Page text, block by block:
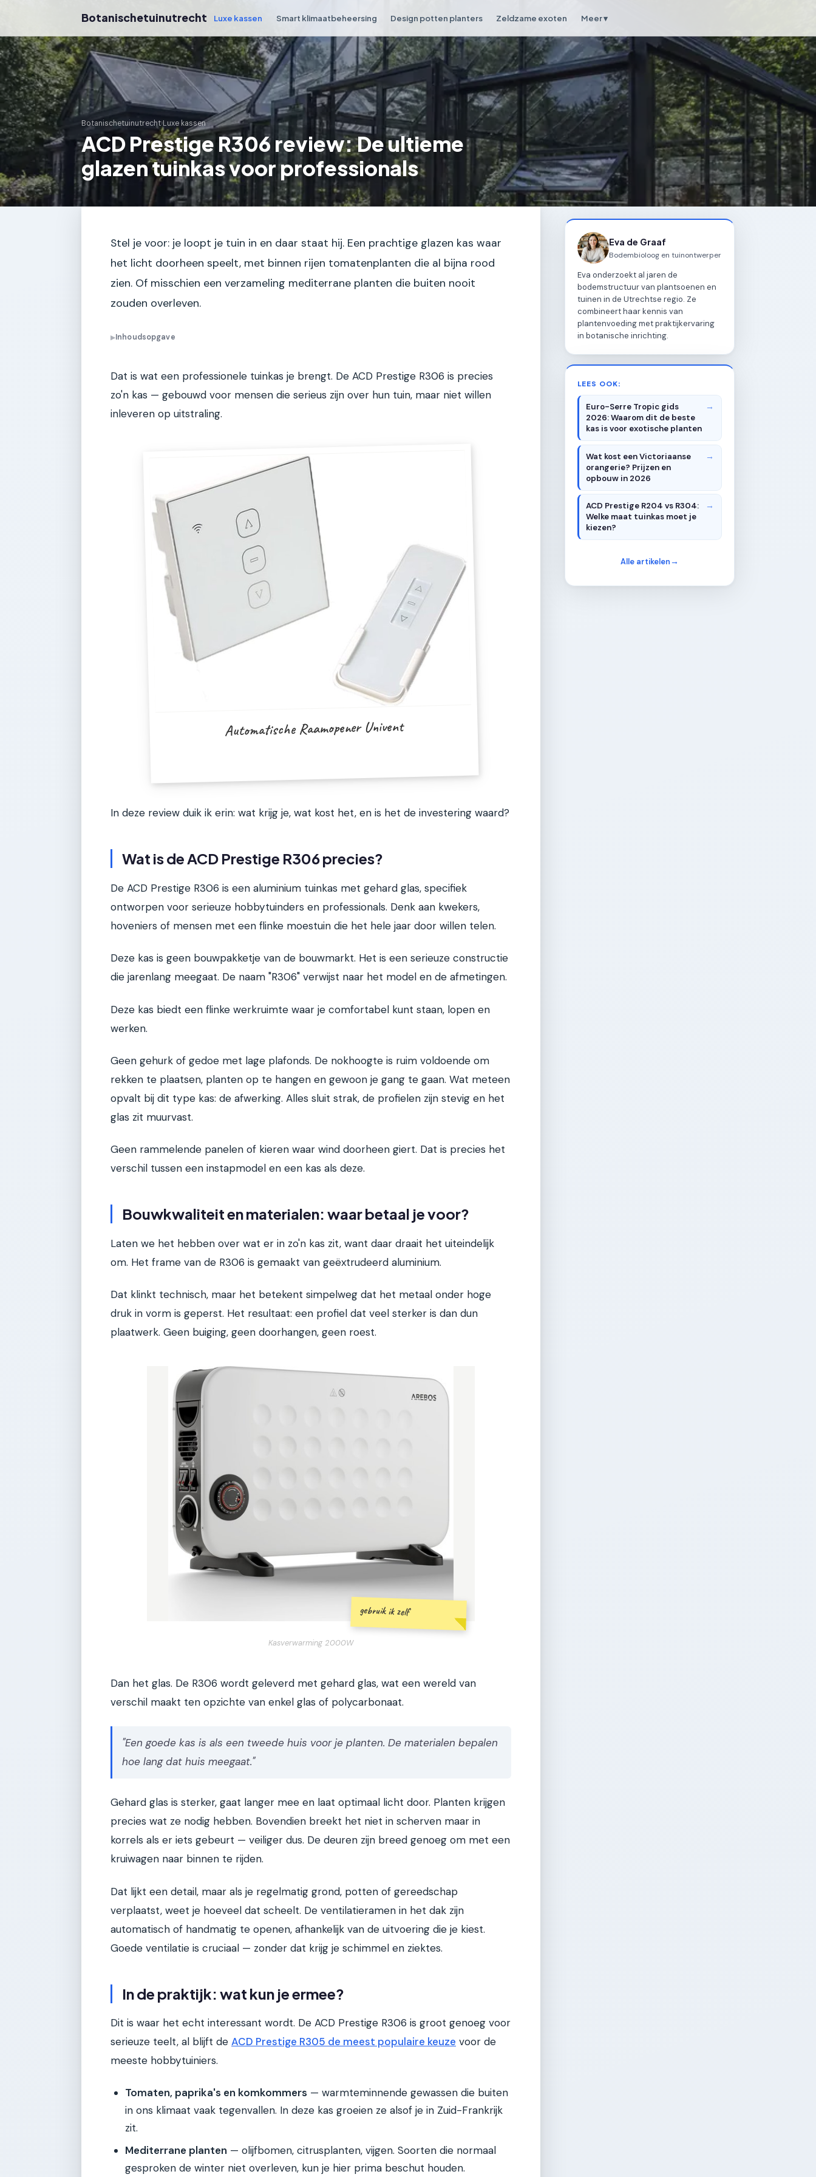
Botanischetuinutrecht Luxe kassen Smart klimaatbeheersing Design potten planters Zeldzame exoten Meer ▾
Botanischetuinutrecht›Luxe kassen
ACD Prestige R306 review: De ultieme
glazen tuinkas voor professionals
Stel je voor: je loopt je tuin in en daar staat hij. Een prachtige glazen kas waar
het licht doorheen speelt, met binnen rijen tomatenplanten die al bijna rood
zien. Of misschien een verzameling mediterrane planten die buiten nooit
zouden overleven.
▶Inhoudsopgave
Dat is wat een professionele tuinkas je brengt. De ACD Prestige R306 is precies
zo'n kas — gebouwd voor mensen die serieus zijn over hun tuin, maar niet willen
inleveren op uitstraling.
Automatische Raamopener Univent
In deze review duik ik erin: wat krijg je, wat kost het, en is het de investering waard?
Wat is de ACD Prestige R306 precies?
De ACD Prestige R306 is een aluminium tuinkas met gehard glas, specifiek
ontworpen voor serieuze hobbytuinders en professionals. Denk aan kwekers,
hoveniers of mensen met een flinke moestuin die het hele jaar door willen telen.
Deze kas is geen bouwpakketje van de bouwmarkt. Het is een serieuze constructie
die jarenlang meegaat. De naam "R306" verwijst naar het model en de afmetingen.
Deze kas biedt een flinke werkruimte waar je comfortabel kunt staan, lopen en
werken.
Geen gehurk of gedoe met lage plafonds. De nokhoogte is ruim voldoende om
rekken te plaatsen, planten op te hangen en gewoon je gang te gaan. Wat meteen
opvalt bij dit type kas: de afwerking. Alles sluit strak, de profielen zijn stevig en het
glas zit muurvast.
Geen rammelende panelen of kieren waar wind doorheen giert. Dat is precies het
verschil tussen een instapmodel en een kas als deze.
Bouwkwaliteit en materialen: waar betaal je voor?
Laten we het hebben over wat er in zo'n kas zit, want daar draait het uiteindelijk
om. Het frame van de R306 is gemaakt van geëxtrudeerd aluminium.
Dat klinkt technisch, maar het betekent simpelweg dat het metaal onder hoge
druk in vorm is geperst. Het resultaat: een profiel dat veel sterker is dan dun
plaatwerk. Geen buiging, geen doorhangen, geen roest.
gebruik ik zelf
Kasverwarming 2000W
Dan het glas. De R306 wordt geleverd met gehard glas, wat een wereld van
verschil maakt ten opzichte van enkel glas of polycarbonaat.
"Een goede kas is als een tweede huis voor je planten. De materialen bepalen
hoe lang dat huis meegaat."
Gehard glas is sterker, gaat langer mee en laat optimaal licht door. Planten krijgen
precies wat ze nodig hebben. Bovendien breekt het niet in scherven maar in
korrels als er iets gebeurt — veiliger dus. De deuren zijn breed genoeg om met een
kruiwagen naar binnen te rijden.
Dat lijkt een detail, maar als je regelmatig grond, potten of gereedschap
verplaatst, weet je hoeveel dat scheelt. De ventilatieramen in het dak zijn
automatisch of handmatig te openen, afhankelijk van de uitvoering die je kiest.
Goede ventilatie is cruciaal — zonder dat krijg je schimmel en ziektes.
In de praktijk: wat kun je ermee?
Dit is waar het echt interessant wordt. De ACD Prestige R306 is groot genoeg voor
serieuze teelt, al blijft de ACD Prestige R305 de meest populaire keuze voor de
meeste hobbytuiniers.
Tomaten, paprika's en komkommers — warmteminnende gewassen die buiten
in ons klimaat vaak tegenvallen. In deze kas groeien ze alsof je in Zuid-Frankrijk
zit.
Mediterrane planten — olijfbomen, citrusplanten, vijgen. Soorten die normaal
gesproken de winter niet overleven, kun je hier prima beschut houden.
Eva de Graaf
Bodembioloog en tuinontwerper
Eva onderzoekt al jaren de
bodemstructuur van plantsoenen en
tuinen in de Utrechtse regio. Ze
combineert haar kennis van
plantenvoeding met praktijkervaring
in botanische inrichting.
LEES OOK:
Euro-Serre Tropic gids
2026: Waarom dit de beste
kas is voor exotische planten
Wat kost een Victoriaanse
orangerie? Prijzen en
opbouw in 2026
ACD Prestige R204 vs R304:
Welke maat tuinkas moet je
kiezen?
Alle artikelen